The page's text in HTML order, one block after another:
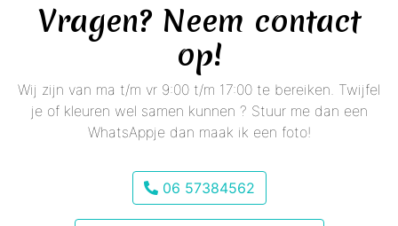
Vragen? Neem contact
op!
Wij zijn van ma t/m vr 9:00 t/m 17:00 te bereiken. Twijfel
je of kleuren wel samen kunnen ? Stuur me dan een
WhatsAppje dan maak ik een foto!
06 57384562